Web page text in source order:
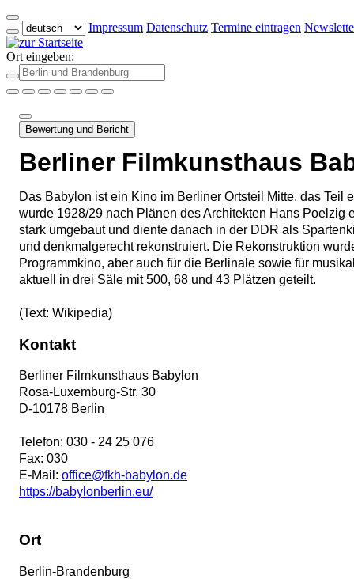
Impressum Datenschutz Termine eintragen
Ort eingeben:
Bewertung und Bericht
Berliner Filmkunsthaus
Das Babylon ist ein Kino im Berliner Ortsteil Mitte, das
wurde 1928/29 nach Plänen des Architekten Hans
stark umgebaut und diente danach in der DDR als
und denkmalgerecht rekonstruiert. Die Rekonstruktion
Programmkino, aber auch für die Berlinale sowie für
aktuell in drei Säle mit 500, 68 und 43 Plätzen geteilt.
(Text: Wikipedia)
Kontakt
Berliner Filmkunsthaus Babylon
Rosa-Luxemburg-Str. 30
D-10178 Berlin
Telefon: 030 - 24 25 076
Fax: 030
E-Mail: office@fkh-babylon.de
https://babylonberlin.eu/
Ort
Berlin-Brandenburg